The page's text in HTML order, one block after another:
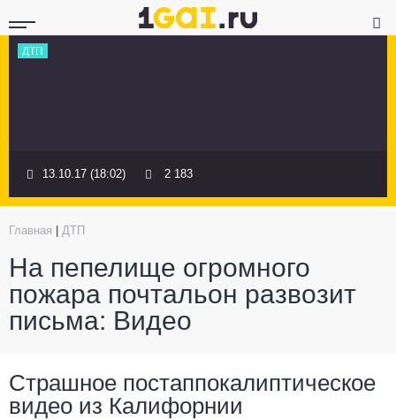
ДТП
13.10.17 (18:02) 2 183
Главная ДТП
На пепелище огромного
пожара почтальон развозит
письма: Видео
Страшное постаппокалиптическое
видео из Калифорнии